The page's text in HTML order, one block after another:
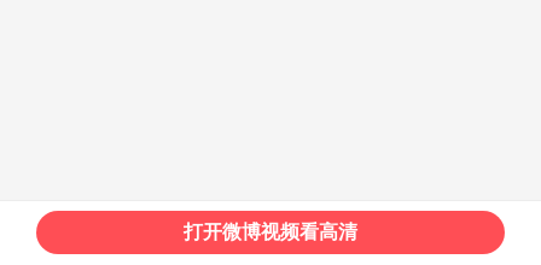
打开微博视频看高清